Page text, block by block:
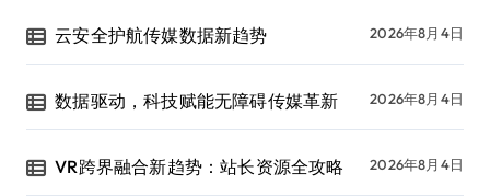
云安全护航传媒数据新趋势 2026年8月4日
数据驱动，科技赋能无障碍传媒革新 2026年8月4日
VR跨界融合新趋势：站长资源全攻略 2026年8月4日